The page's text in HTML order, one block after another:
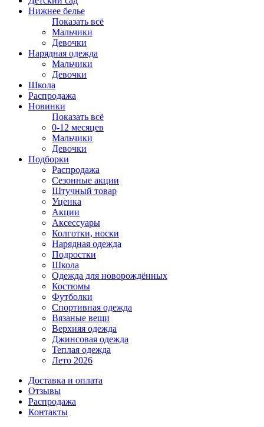
Нижнее белье
Показать всё
Мальчики
Девочки
Нарядная одежда
Мальчики
Девочки
Школа
Распродажа
Новинки
Показать всё
0-12 месяцев
Мальчики
Девочки
Подборки
Распродажа
Сезонные акции
Штучный товар
Уценка
Акции
Аксессуары
Колготки, носки
Нарядная одежда
Подростки
Школа
Одежда для новорождённых
Костюмы
Футболки
Спортивная одежда
Вязаные вещи
Верхняя одежда
Джинсовая одежда
Теплая одежда
Лето 2026
Доставка и оплата
Отзывы
Распродажа
Контакты